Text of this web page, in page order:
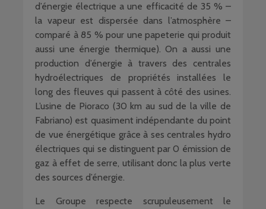
d’énergie électrique a une efficacité de 35 % –
la vapeur est dispersée dans l’atmosphère –
comparé à 85 % pour une papeterie qui produit
aussi une énergie thermique). On a aussi une
production d’énergie à travers des centrales
hydroélectriques de propriétés installées le
long des fleuves qui passent à côté des usines.
L’usine de Pioraco (30 km au sud de la ville de
Fabriano) est quasiment indépendante du point
de vue énergétique grâce à ses centrales hydro
électriques qui se distinguent par 0 émission de
gaz à effet de serre, utilisant donc la plus verte
des sources d’énergie.
Le Groupe respecte scrupuleusement le